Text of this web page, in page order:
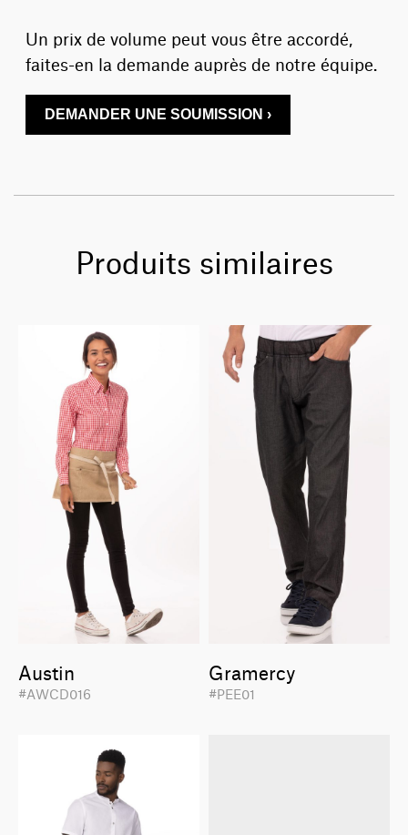
Un prix de volume peut vous être accordé,
faites-en la demande auprès de notre équipe.
DEMANDER UNE SOUMISSION ›
Produits similaires
Austin
#AWCD016
Gramercy
#PEE01